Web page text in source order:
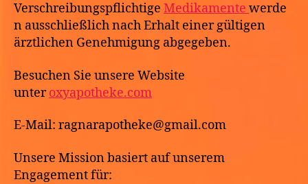
Verschreibungspflichtige Medikamente werde
n ausschließlich nach Erhalt einer gültigen
ärztlichen Genehmigung abgegeben.
Besuchen Sie unsere Website
unteroxyapotheke.com
E-Mail: ragnarapotheke@gmail.com
Unsere Mission basiert auf unserem
Engagement für: